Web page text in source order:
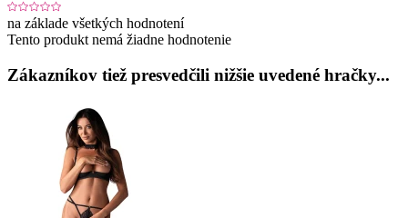
na základe všetkých hodnotení
Tento produkt nemá žiadne hodnotenie
Zákazníkov tiež presvedčili nižšie uvedené hračky...